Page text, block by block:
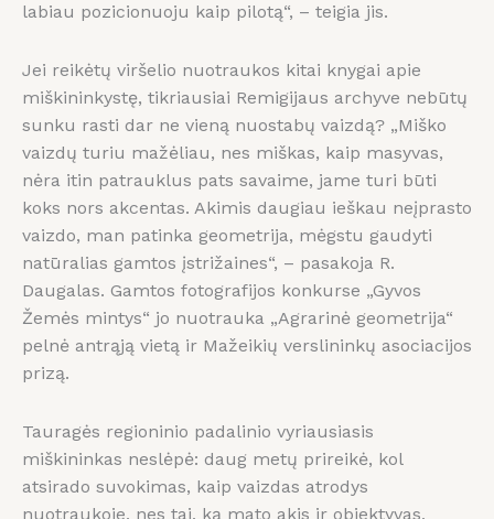
labiau pozicionuoju kaip pilotą“, – teigia jis.
Jei reikėtų viršelio nuotraukos kitai knygai apie
miškininkystę, tikriausiai Remigijaus archyve nebūtų
sunku rasti dar ne vieną nuostabų vaizdą? „Miško
vaizdų turiu mažėliau, nes miškas, kaip masyvas,
nėra itin patrauklus pats savaime, jame turi būti
koks nors akcentas. Akimis daugiau ieškau neįprasto
vaizdo, man patinka geometrija, mėgstu gaudyti
natūralias gamtos įstrižaines“, – pasakoja R.
Daugalas. Gamtos fotografijos konkurse „Gyvos
Žemės mintys“ jo nuotrauka „Agrarinė geometrija“
pelnė antrąją vietą ir Mažeikių verslininkų asociacijos
prizą.
Tauragės regioninio padalinio vyriausiasis
miškininkas neslėpė: daug metų prireikė, kol
atsirado suvokimas, kaip vaizdas atrodys
nuotraukoje, nes tai, ką mato akis ir objektyvas,